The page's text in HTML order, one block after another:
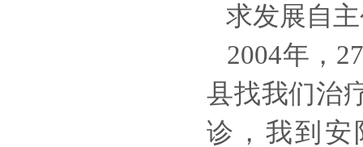
求发展自
2004年，
县找我们治
诊，我到安